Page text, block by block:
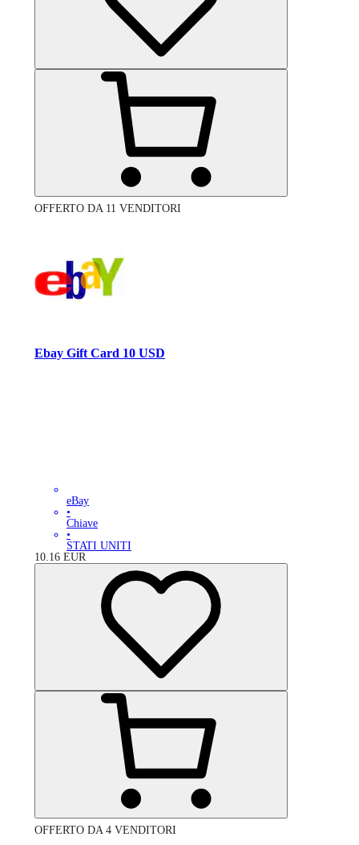
OFFERTO DA 11 VENDITORI
Ebay Gift Card 10 USD
eBay
•
Chiave
•
STATI UNITI
10.16 EUR
OFFERTO DA 4 VENDITORI